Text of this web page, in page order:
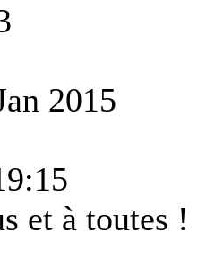
2015
et à toutes !